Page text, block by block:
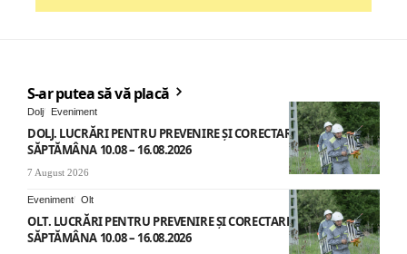
S-ar putea să vă placă
Dolj Eveniment
DOLJ. LUCRĂRI PENTRU PREVENIRE ȘI CORECTARE AVARII –
SĂPTĂMÂNA 10.08 – 16.08.2026
7 August 2026
Eveniment Olt
OLT. LUCRĂRI PENTRU PREVENIRE ȘI CORECTARE AVARII –
SĂPTĂMÂNA 10.08 – 16.08.2026